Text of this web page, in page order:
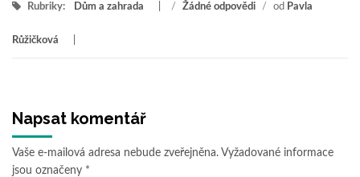
Rubriky: Dům a zahrada / Žádné odpovědi / od Pavla
Růžičková
Napsat komentář
Vaše e-mailová adresa nebude zveřejněna. Vyžadované informace
jsou označeny *